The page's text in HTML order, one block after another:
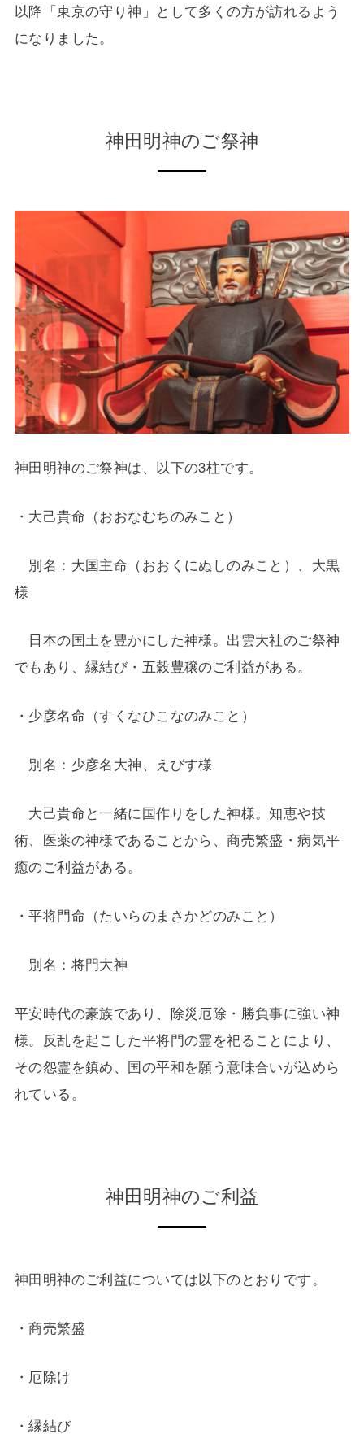
以降「東京の守り神」として多くの方が訪れるよう
になりました。
神田明神のご祭神
神田明神のご祭神は、以下の3柱です。
・大己貴命（おおなむちのみこと）
別名：大国主命（おおくにぬしのみこと）、大黒
様
日本の国土を豊かにした神様。出雲大社のご祭神
でもあり、縁結び・五穀豊穣のご利益がある。
・少彦名命（すくなひこなのみこと）
別名：少彦名大神、えびす様
大己貴命と一緒に国作りをした神様。知恵や技
術、医薬の神様であることから、商売繁盛・病気平
癒のご利益がある。
・平将門命（たいらのまさかどのみこと）
別名：将門大神
平安時代の豪族であり、除災厄除・勝負事に強い神
様。反乱を起こした平将門の霊を祀ることにより、
その怨霊を鎮め、国の平和を願う意味合いが込めら
れている。
神田明神のご利益
神田明神のご利益については以下のとおりです。
・商売繁盛
・厄除け
・縁結び